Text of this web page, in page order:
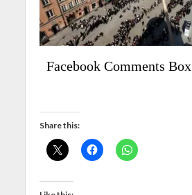
Facebook Comments Box
Share this: